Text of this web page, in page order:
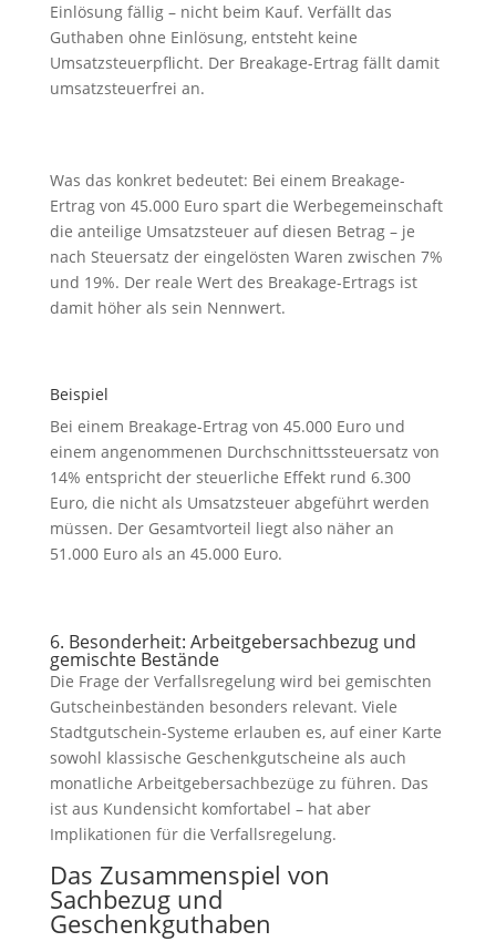
Einlösung fällig – nicht beim Kauf. Verfällt das
Guthaben ohne Einlösung, entsteht keine
Umsatzsteuerpflicht. Der Breakage-Ertrag fällt damit
umsatzsteuerfrei an.
Was das konkret bedeutet: Bei einem Breakage-
Ertrag von 45.000 Euro spart die Werbegemeinschaft
die anteilige Umsatzsteuer auf diesen Betrag – je
nach Steuersatz der eingelösten Waren zwischen 7%
und 19%. Der reale Wert des Breakage-Ertrags ist
damit höher als sein Nennwert.
Beispiel
Bei einem Breakage-Ertrag von 45.000 Euro und
einem angenommenen Durchschnittssteuersatz von
14% entspricht der steuerliche Effekt rund 6.300
Euro, die nicht als Umsatzsteuer abgeführt werden
müssen. Der Gesamtvorteil liegt also näher an
51.000 Euro als an 45.000 Euro.
6. Besonderheit: Arbeitgebersachbezug und
gemischte Bestände
Die Frage der Verfallsregelung wird bei gemischten
Gutscheinbeständen besonders relevant. Viele
Stadtgutschein-Systeme erlauben es, auf einer Karte
sowohl klassische Geschenkgutscheine als auch
monatliche Arbeitgebersachbezüge zu führen. Das
ist aus Kundensicht komfortabel – hat aber
Implikationen für die Verfallsregelung.
Das Zusammenspiel von
Sachbezug und
Geschenkguthaben